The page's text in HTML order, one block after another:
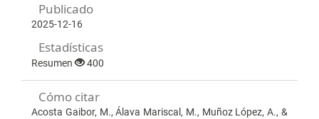
Publicado
2025-12-16
Estadísticas
Resumen 400
Cómo citar
Acosta Gaibor, M., Álava Mariscal, M., Muñoz López, A., &